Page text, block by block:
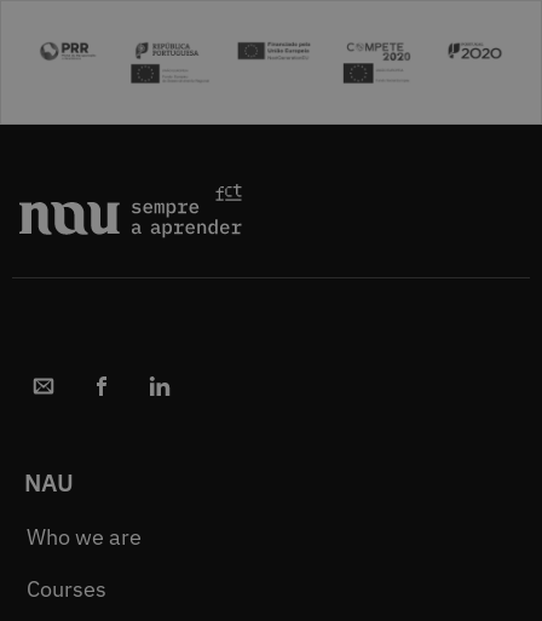
NAU
Who we are
Courses